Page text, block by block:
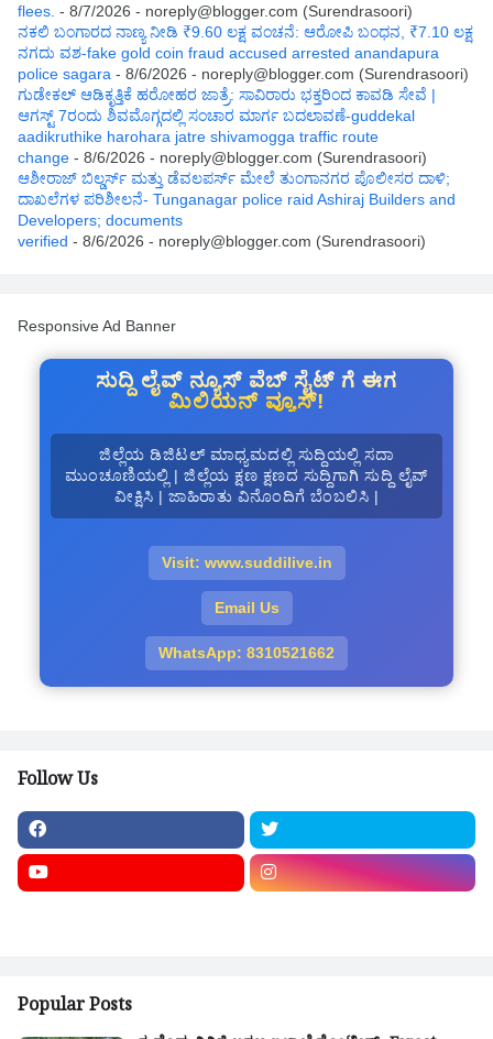
flees. - 8/7/2026 - noreply@blogger.com (Surendrasoori)
ನಕಲಿ ಬಂಗಾರದ ನಾಣ್ಯ ನೀಡಿ ₹9.60 ಲಕ್ಷ ವಂಚನೆ: ಆರೋಪಿ ಬಂಧನ, ₹7.10 ಲಕ್ಷ
ನಗದು ವಶ-fake gold coin fraud accused arrested anandapura
police sagara - 8/6/2026 - noreply@blogger.com (Surendrasoori)
ಗುಡೇಕಲ್ ಆಡಿಕೃತ್ತಿಕೆ ಹರೋಹರ ಜಾತ್ರೆ: ಸಾವಿರಾರು ಭಕ್ತರಿಂದ ಕಾವಡಿ ಸೇವೆ |
ಆಗಸ್ಟ್ 7ರಂದು ಶಿವಮೊಗ್ಗದಲ್ಲಿ ಸಂಚಾರ ಮಾರ್ಗ ಬದಲಾವಣೆ-guddekal
aadikruthike harohara jatre shivamogga traffic route
change - 8/6/2026 - noreply@blogger.com (Surendrasoori)
ಆಶೀರಾಜ್ ಬಿಲ್ಡರ್ಸ್ ಮತ್ತು ಡೆವಲಪರ್ಸ್ ಮೇಲೆ ತುಂಗಾನಗರ ಪೊಲೀಸರ ದಾಳಿ;
ದಾಖಲೆಗಳ ಪರಿಶೀಲನೆ- Tunganagar police raid Ashiraj Builders and
Developers; documents
verified - 8/6/2026 - noreply@blogger.com (Surendrasoori)
Responsive Ad Banner
ಸುದ್ದಿ ಲೈವ್ ನ್ಯೂಸ್ ವೆಬ್ ಸೈಟ್ ಗೆ ಈಗ
ಮಿಲಿಯನ್ ವ್ಯೂಸ್!
ಜಿಲ್ಲೆಯ ಡಿಜಿಟಲ್ ಮಾಧ್ಯಮದಲ್ಲಿ ಸುದ್ದಿಯಲ್ಲಿ ಸದಾ
ಮುಂಚೂಣಿಯಲ್ಲಿ | ಜಿಲ್ಲೆಯ ಕ್ಷಣ ಕ್ಷಣದ ಸುದ್ದಿಗಾಗಿ ಸುದ್ದಿ ಲೈವ್
ವೀಕ್ಷಿಸಿ | ಜಾಹಿರಾತು ವಿನೊಂದಿಗೆ ಬೆಂಬಲಿಸಿ |
Visit: www.suddilive.in
Email Us
WhatsApp: 8310521662
Follow Us
Popular Posts